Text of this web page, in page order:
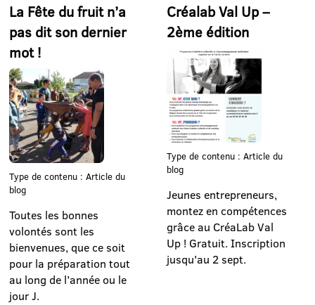
La Fête du fruit n’a
pas dit son dernier
mot !
Type de contenu : Article du
blog
Toutes les bonnes
volontés sont les
bienvenues, que ce soit
pour la préparation tout
au long de l’année ou le
jour J.
Créalab Val Up –
2ème édition
Type de contenu : Article du
blog
Jeunes entrepreneurs,
montez en compétences
grâce au CréaLab Val
Up ! Gratuit. Inscription
jusqu'au 2 sept.